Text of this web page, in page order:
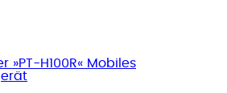
»PT-H100R« Mobiles